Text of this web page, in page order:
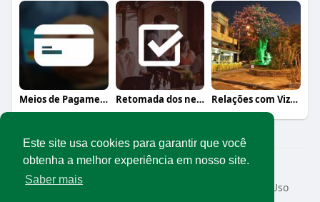
Este site usa cookies para garantir que você
obtenha a melhor experiência em nosso site.
Saber mais
Meios de Pagamento Retomada dos negócios Relações com Vizinhança
© 2026 Rede Abrasel
Início
Sobre
Termos de Uso